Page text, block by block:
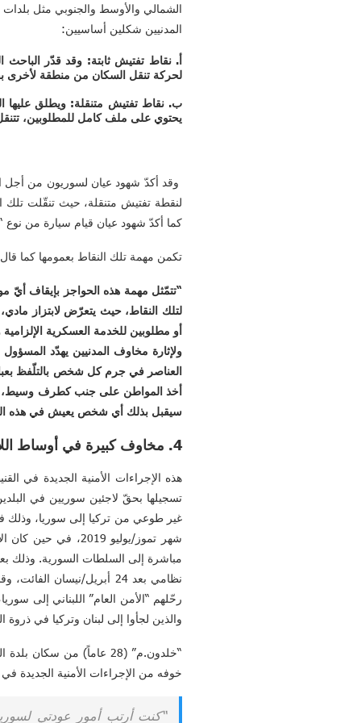
الشمالي والأوسط والجنوبي مثل
المدنيين شكلين أساسيين:
لحركة تنقل السكان من منطقة لأخرى
ب. نقاط تفتيش متنقلة: ويطلق عليها
يحتوي على ملف كامل للمطلوبين،
وقد أكدّ شهود عيان لسوريون من أجل
كما أكدّ شهود عيان قيام سيارة من
تكمن مهمة تلك النقاط بعمومها كما
“تتمّثل مهمة هذه الحواجز بإيقاف أيّ
لتلك النقاط، حيث يتعرّض لابتزاز
أو مطلوبين للخدمة العسكرية
ولإثارة مخاوف المدنيين يهدّد
العناصر في جرم كل شخص بالتلّفظ
أخذ المواطن على جنب كطرف وسيط،
سيقبل بذلك أي شخص يعيش في هذه
4. مخاوف كبيرة في أوساط اللاجئين من سكان القنيطرة في لبنان وتركيا:
هذه الإجراءات الأمنية الجديدة في
تسجيلها بحقّ لاجئين سوريين في
غير طوعي من تركيا إلى سوريا، وذلك
نظامي بعد 24 أبريل/نيسان الفائت، وقد كانت “هيومن رايتس ووتش”، قد وثقت في تقرير سابق
والذين لجأوا إلى لبنان وتركيا في
“خلدون.م” (28 عاماً)
خوفه من الإجراءات الأمنية الجديدة
“كنت أرتب أمور عودتي